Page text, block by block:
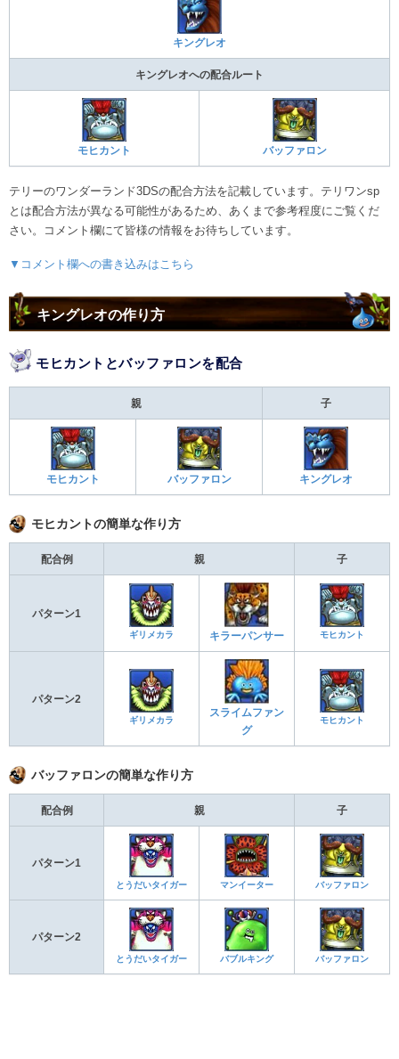
キングレオ
キングレオへの配合ルート
モヒカント バッファロン
テリーのワンダーランド3DSの配合方法を記載しています。テリワンsp
とは配合方法が異なる可能性があるため、あくまで参考程度にご覧くだ
さい。コメント欄にて皆様の情報をお待ちしています。
▼コメント欄への書き込みはこちら
キングレオの作り方
モヒカントとバッファロンを配合
親 子
モヒカント バッファロン キングレオ
モヒカントの簡単な作り方
配合例 親 子
パターン1
ギリメカラ キラーパンサー モヒカント
パターン2
ギリメカラ
スライムファン
グ
モヒカント
バッファロンの簡単な作り方
配合例 親 子
パターン1
とうだいタイガー マンイーター バッファロン
パターン2
とうだいタイガー バブルキング バッファロン